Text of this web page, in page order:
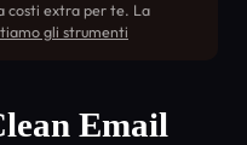
costi extra per te. La
gli strumenti
Email